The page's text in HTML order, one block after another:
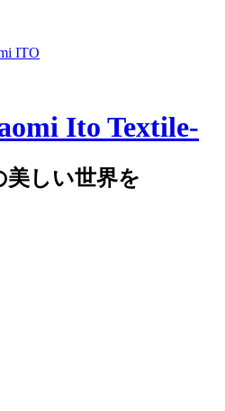
ITO
しい世界を